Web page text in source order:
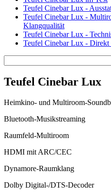
Teufel Cinebar Lux -
Teufel Cinebar Lux -
Klangqualität
Teufel Cinebar Lux -
Teufel Cinebar Lux - Direkt
Teufel Cinebar Lux
Heimkino- und Multiroom-
Bluetooth-Musikstreaming
Raumfeld-Multiroom
HDMI mit ARC/CEC
Dynamore-Raumklang
Dolby Digital-/DTS-Decoder